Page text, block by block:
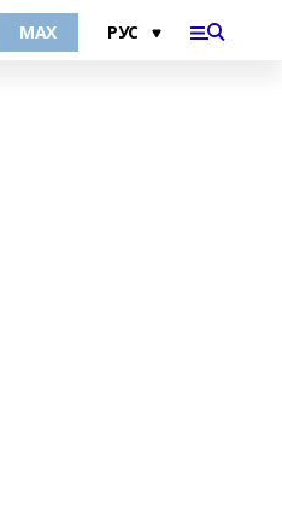
МАХ